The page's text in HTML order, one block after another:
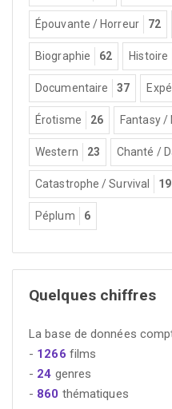
Épouvante / Horreur 72
Biographie 62 Histoire
Documentaire 37
Érotisme 26 Fantasy /
Western 23 Chanté /
Catastrophe / Survival 19
Péplum 6
Quelques chiffres
La base de données
- 1266 films
- 24 genres
- 860 thématiques